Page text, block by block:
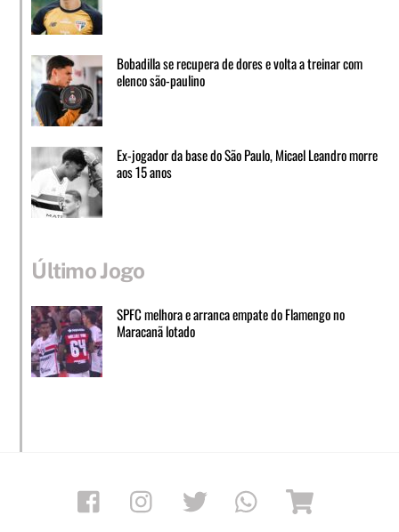
Bobadilla se recupera de dores e volta a treinar com
elenco são-paulino
Ex-jogador da base do São Paulo, Micael Leandro morre
aos 15 anos
Último Jogo
SPFC melhora e arranca empate do Flamengo no
Maracanã lotado
Facebook Instagram Twitter Whatsapp